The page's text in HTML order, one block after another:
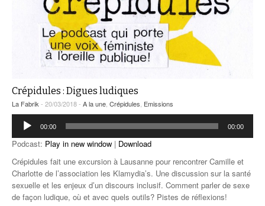
Crépidules : Digues ludiques
La Fabrik - 20/03/2018 - A la une Crépidules Emissions
Lecteur
audio
00:00 00:00
Podcast: Play in new window | Download
Crépidules fait une excursion à Lausanne pour rencontrer Camille et
Charlotte de l’association les Klamydia’s. Une discussion sur la santé
sexuelle et les enjeux d’un discours inclusif. Comment parler de sexe
de façon ludique, où et avec quels outils? Pistes de réflexions!